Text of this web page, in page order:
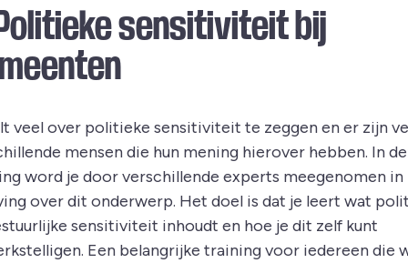
sensitiviteit bij
veel over politieke sensitiviteit te zeggen en er zijn
mensen die hun mening hierover hebben. In
word je door verschillende experts meegenomen in
over dit onderwerp. Het doel is dat je leert wat
sensitiviteit inhoudt en hoe je dit zelf kunt
Een belangrijke training voor iedereen die